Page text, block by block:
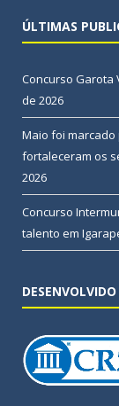
ÚLTIMAS
Concurso Garota
de 2026
Maio foi
fortaleceram os
2026
Concurso
talento em